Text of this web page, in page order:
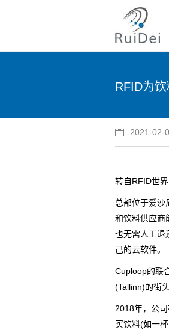
RFID为
2021-02-
转自RFID世界
总部位于爱沙
和饮料供应商
也无需人工退
己的云软件。
Cuploop的联
(Tallinn)的街
2018年，公
买饮料(如一